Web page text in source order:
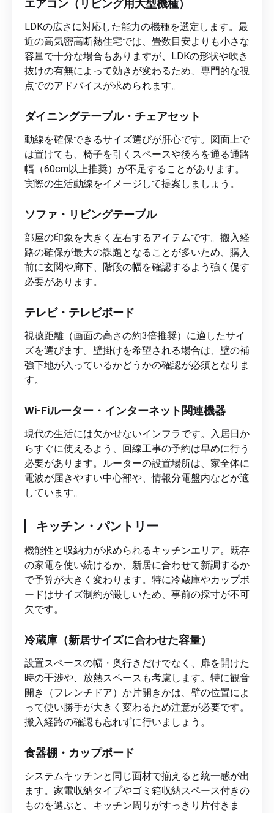
エアコン（リビング用大型機種）
LDKの広さに対応した能力の機種を選定します。最
近の高気密高断熱住宅では、畳数目安よりも小さな
容量で十分な場合もありますが、LDKの形状や吹き
抜けの有無によって効きが変わるため、専門的な視
点でのアドバイスが求められます。
ダイニングテーブル・チェアセット
動線を確保できるサイズ選びが肝心です。図面上で
は置けても、椅子を引くスペースや後ろを通る通路
幅（60cm以上推奨）が不足することがあります。
実際の生活動線をイメージして提案しましょう。
ソファ・リビングテーブル
部屋の印象を大きく左右するアイテムです。搬入経
路の確保が最大の課題となることが多いため、購入
前に玄関や廊下、階段の幅を確認するよう強く促す
必要があります。
テレビ・テレビボード
視聴距離（画面の高さの約3倍推奨）に適したサイ
ズを選びます。壁掛けを希望される場合は、壁の補
強下地が入っているかどうかの確認が必須となりま
す。
Wi-Fiルーター・インターネット関連機器
現代の生活には欠かせないインフラです。入居日か
らすぐに使えるよう、回線工事の予約は早めに行う
必要があります。ルーターの設置場所は、家全体に
電波が届きやすい中心部や、情報分電盤内などが適
しています。
キッチン・パントリー
機能性と収納力が求められるキッチンエリア。既存
の家電を使い続けるか、新居に合わせて新調するか
で予算が大きく変わります。特に冷蔵庫やカップボ
ードはサイズ制約が厳しいため、事前の採寸が不可
欠です。
冷蔵庫（新居サイズに合わせた容量）
設置スペースの幅・奥行きだけでなく、扉を開けた
時の干渉や、放熱スペースも考慮します。特に観音
開き（フレンチドア）か片開きかは、壁の位置によ
って使い勝手が大きく変わるため注意が必要です。
搬入経路の確認も忘れずに行いましょう。
食器棚・カップボード
システムキッチンと同じ面材で揃えると統一感が出
ます。家電収納タイプやゴミ箱収納スペース付きの
ものを選ぶと、キッチン周りがすっきり片付きま